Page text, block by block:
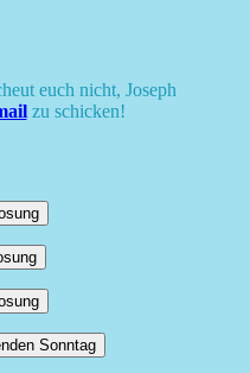
euch nicht, Joseph
zu schicken!
Sonntag